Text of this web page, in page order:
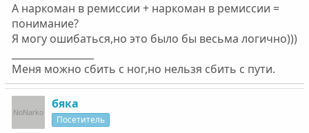
А наркоман в ремиссии + наркоман в ремиссии =
понимание?
Я могу ошибаться,но это было бы весьма логично)))
Меня можно сбить с ног,но нельзя сбить с пути.
бяка
Посетитель